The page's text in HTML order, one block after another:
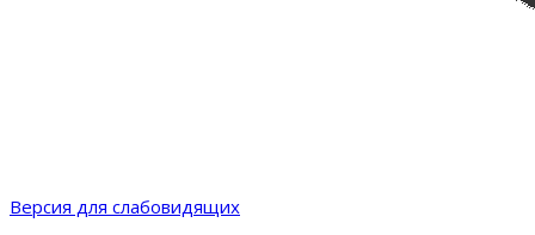
Версия для слабовидящих